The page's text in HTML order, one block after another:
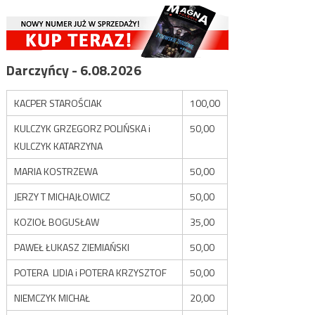
Darczyńcy - 6.08.2026
KACPER STAROŚCIAK
100,00
KULCZYK GRZEGORZ POLIŃSKA i
KULCZYK KATARZYNA
50,00
MARIA KOSTRZEWA
50,00
JERZY T MICHAJŁOWICZ
50,00
KOZIOŁ BOGUSŁAW
35,00
PAWEŁ ŁUKASZ ZIEMIAŃSKI
50,00
POTERA LIDIA i POTERA KRZYSZTOF
50,00
NIEMCZYK MICHAŁ
20,00